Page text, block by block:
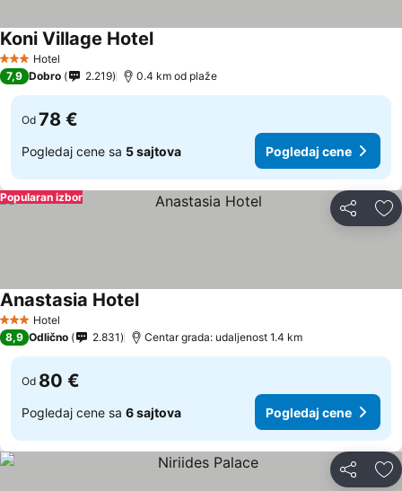
3 Zvezdice
Hotel
Koni Village Hotel
7,9 Dobro 2.219 0.4 km od plaže
Od 78 €
Pogledaj cene sa 5 sajtova Pogledaj cene
Deli
Popularan izbor
3 Zvezdice
Hotel
Anastasia Hotel
8,9 Odlično 2.831 Centar grada: udaljenost 1.4 km
Od 80 €
Pogledaj cene sa 6 sajtova Pogledaj cene
Deli